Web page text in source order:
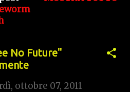
No Future''
ottobre 07, 2011